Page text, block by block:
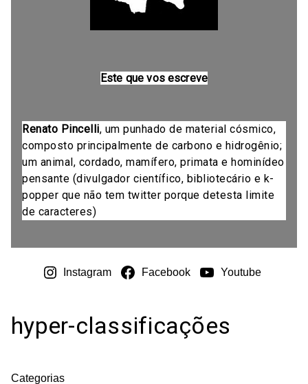
Este que vos escreve
Renato Pincelli, um punhado de material cósmico,
composto principalmente de carbono e hidrogênio;
um animal, cordado, mamífero, primata e hominídeo
pensante (divulgador científico, bibliotecário e k-
popper que não tem twitter porque detesta limite
de caracteres)
Instagram Facebook Youtube
hyper-classificações
Categorias